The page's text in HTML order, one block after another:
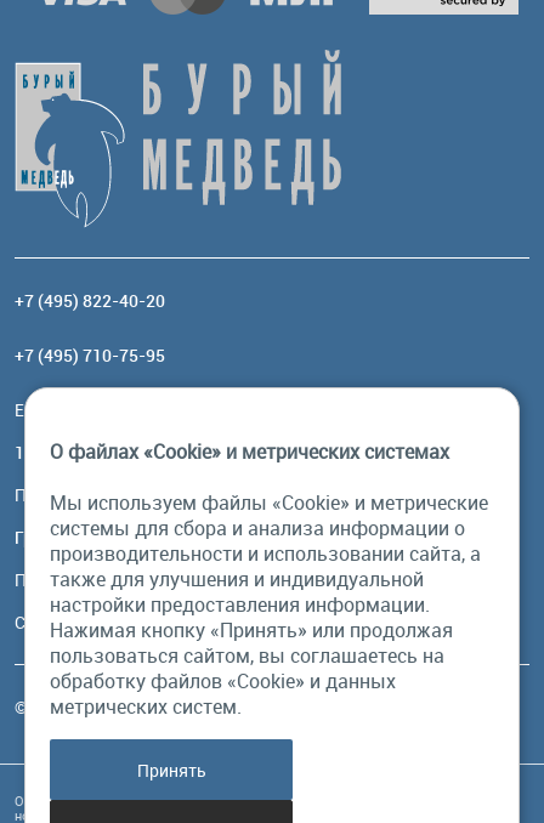
+7 (495) 822-40-20
+7 (495) 710-75-95
Email:
117485, Москва, ул. Профсоюзная, 84/32, корп 1
Посмотреть на карте
График работы
Пн-Пт: с 10:00 до 18:00
Сб, Вс: выходной
© Бурый Медведь MMXXVI. Все права защищены.
Обращаем Ваше внимание на то, что данный интернет-сайт и его содержимое
носит исключительно информационный характер и ни при каких условиях
О файлах «Cookie» и метрических системах
Мы используем файлы «Cookie» и метрические
системы для сбора и анализа информации о
производительности и использовании сайта, а
также для улучшения и индивидуальной
настройки предоставления информации.
Нажимая кнопку «Принять» или продолжая
пользоваться сайтом, вы соглашаетесь на
обработку файлов «Cookie» и данных
метрических систем.
Принять